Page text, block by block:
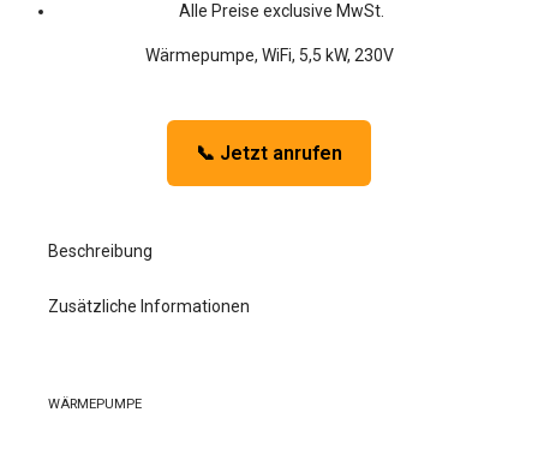
war:
€ 7.019,00
ist:
Alle Preise exclusive MwSt.
Wärmepumpe, WiFi, 5,5 kW, 230V
📞 Jetzt anrufen
Beschreibung
Zusätzliche Informationen
WÄRMEPUMPE